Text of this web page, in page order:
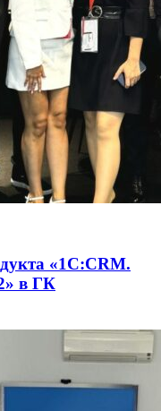
«1С:CRM.
в ГК